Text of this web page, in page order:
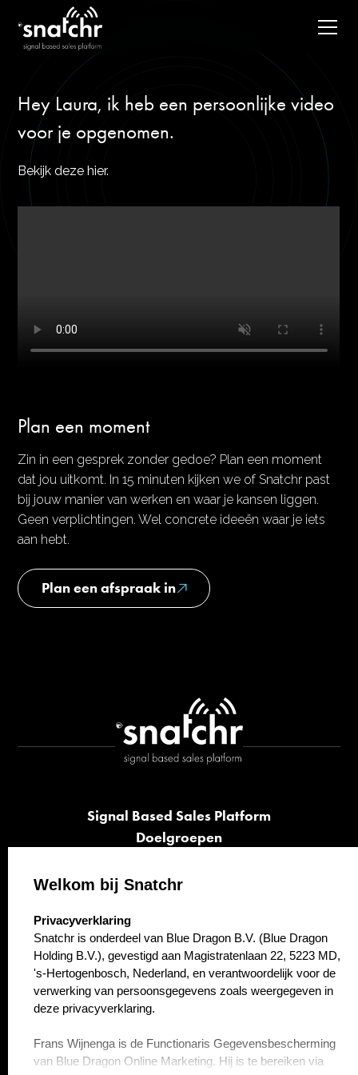
Hey Laura, ik heb een persoonlijke video
voor je opgenomen.
Bekijk deze hier.
Plan een moment
Zin in een gesprek zonder gedoe? Plan een moment
dat jou uitkomt. In 15 minuten kijken we of Snatchr past
bij jouw manier van werken en waar je kansen liggen.
Geen verplichtingen. Wel concrete ideeën waar je iets
aan hebt.
Plan een afspraak in
Signal Based Sales Platform
Doelgroepen
Opvolging
Over ons
Contact
Welkom bij Snatchr
select language
Privacyverklaring
Snatchr is onderdeel van Blue Dragon B.V. (Blue Dragon
Holding B.V.), gevestigd aan Magistratenlaan 22, 5223 MD,
's-Hertogenbosch, Nederland, en verantwoordelijk voor de
verwerking van persoonsgegevens zoals weergegeven in
deze privacyverklaring.
Frans Wijnenga is de Functionaris Gegevensbescherming
van Blue Dragon Online Marketing. Hij is te bereiken via